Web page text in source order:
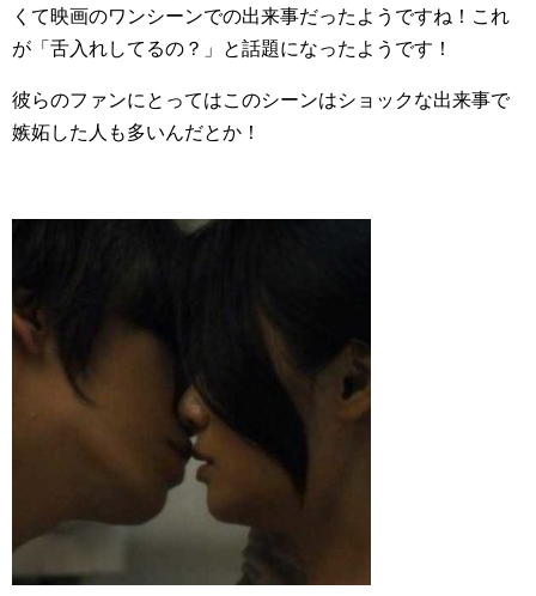
くて映画のワンシーンでの出来事だったようですね！これ
が「舌入れしてるの？」と話題になったようです！
彼らのファンにとってはこのシーンはショックな出来事で
嫉妬した人も多いんだとか！